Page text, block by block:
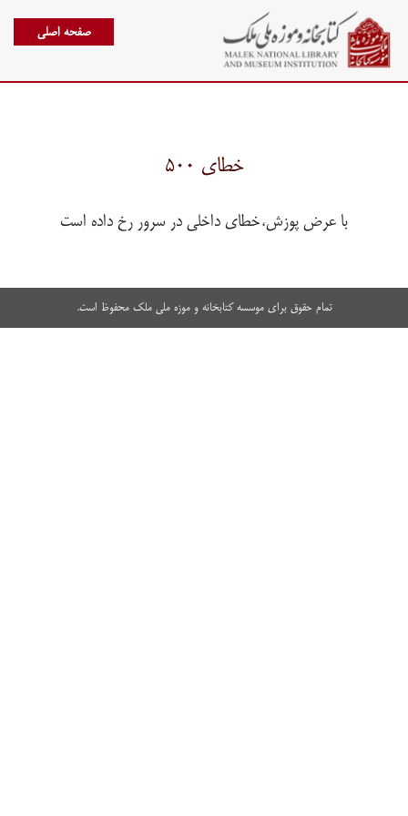
صفحه اصلی
خطای ۵۰۰
با عرض پوزش،خطای داخلی در سرور رخ داده است
تمام حقوق برای موسسه کتابخانه و موزه ملی ملک محفوظ است.